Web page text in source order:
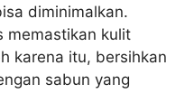
diminimalkan.
memastikan kulit
karena itu, bersihkan
sabun yang